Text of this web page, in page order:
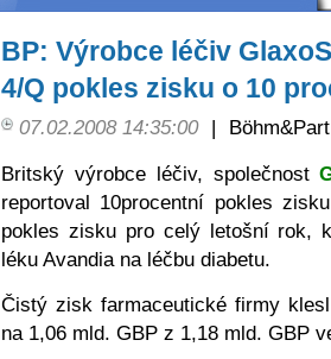
BP: Výrobce léčiv
4/Q pokles zisku o 10
07.02.2008 14:35:00 |
Britský výrobce léčiv, společnost
reportoval 10procentní pokles
pokles zisku pro celý letošní rok,
léku Avandia na léčbu diabetu.
Čistý zisk farmaceutické firmy
na 1,06 mld. GBP z 1,18 mld. GBP